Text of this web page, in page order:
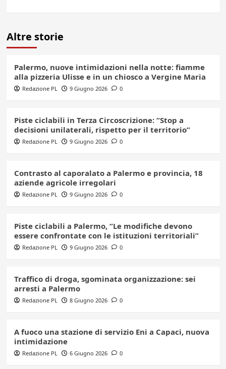
Altre storie
Palermo, nuove intimidazioni nella notte: fiamme
alla pizzeria Ulisse e in un chiosco a Vergine Maria
Redazione PL 9 Giugno 2026 0
Piste ciclabili in Terza Circoscrizione: “Stop a
decisioni unilaterali, rispetto per il territorio”
Redazione PL 9 Giugno 2026 0
Contrasto al caporalato a Palermo e provincia, 18
aziende agricole irregolari
Redazione PL 9 Giugno 2026 0
Piste ciclabili a Palermo, “Le modifiche devono
essere confrontate con le istituzioni territoriali”
Redazione PL 9 Giugno 2026 0
Traffico di droga, sgominata organizzazione: sei
arresti a Palermo
Redazione PL 8 Giugno 2026 0
A fuoco una stazione di servizio Eni a Capaci, nuova
intimidazione
Redazione PL 6 Giugno 2026 0